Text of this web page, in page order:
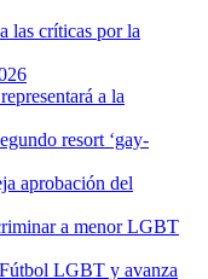
las críticas por la
a la
resort ‘gay-
aprobación del
a menor LGBT
LGBT y avanza